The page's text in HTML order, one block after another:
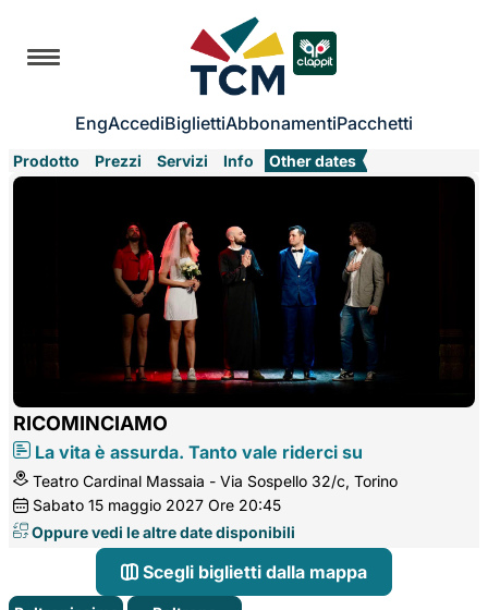
EngAccediBigliettiAbbonamentiPacchetti
Prodotto Prezzi Servizi Info Other dates
RICOMINCIAMO
La vita è assurda. Tanto vale riderci su
Teatro Cardinal Massaia - Via Sospello 32/c, Torino
Sabato 15 maggio 2027 Ore 20:45
Oppure vedi le altre date disponibili
Scegli biglietti dalla mappa